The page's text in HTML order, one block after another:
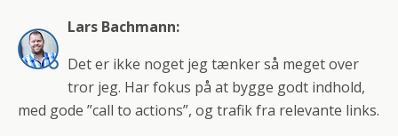
Lars Bachmann:
Det er ikke noget jeg tænker så meget over
tror jeg. Har fokus på at bygge godt indhold,
med gode ”call to actions”, og trafik fra relevante links.